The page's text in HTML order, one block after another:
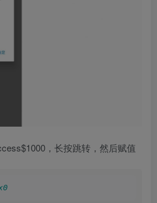
，长按跳转，然后赋值